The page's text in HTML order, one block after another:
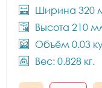
Ширина 320
Высота 210
Объём 0.03
Вес: 0.828 кг.